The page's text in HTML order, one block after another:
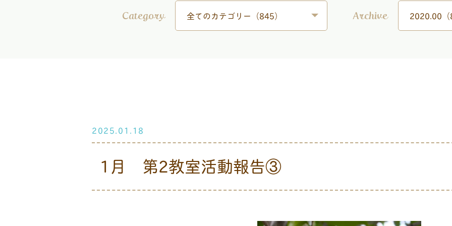
Category 全てのカテゴリー（845） Archive 2020.00
2025.01.18
1月 第2教室活動報告③